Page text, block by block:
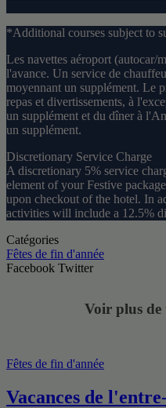
*Additional courses subject to
Les navettes aéroport (autocar/
l'avance. Un service de
moyennant un supplément. Le
repas et divertissements, à
un supplément et du dîner à
un supplément.
Discretionary Service Charge
A discretionary 5% service
element of your Festive
upon checkout of the hotel. In
activities will include a 12.5%
Catégories
Fêtes de fin d'année
Facebook Twitter
Voir plus de
Fêtes de fin d'année
Vacances de